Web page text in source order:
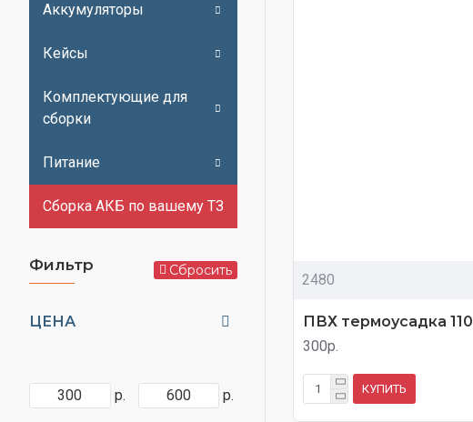
Аккумуляторы
Кейсы
Комплектующие для
сборки
Питание
Сборка АКБ по вашему ТЗ
Фильтр Сбросить
ЦЕНА
р. р.
2480
ПВХ термоусадка
300р.
КУПИТЬ